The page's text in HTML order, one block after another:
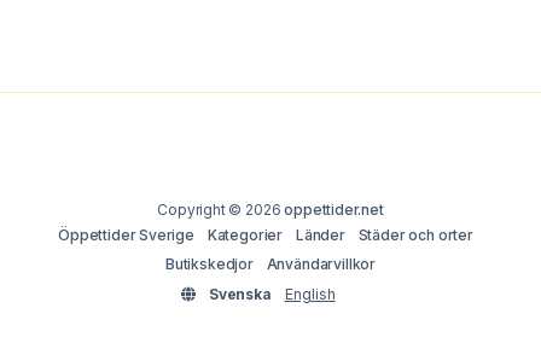
Copyright © 2026oppettider.net
Öppettider Sverige
Kategorier Länder
Städer och orter
Butikskedjor
Användarvillkor
Svenska
English